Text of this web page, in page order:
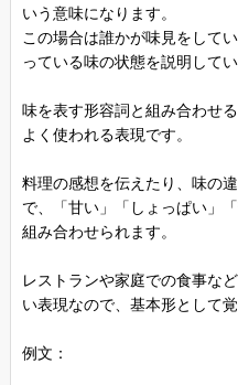
いう意味になります。
この場合は誰かが味見をして
っている味の状態を説明してい
味を表す形容詞と組み合わせ
よく使われる表現です。
料理の感想を伝えたり、味の
で、「甘い」「しょっぱい」
組み合わせられます。
レストランや家庭での食事な
い表現なので、基本形として
例文：